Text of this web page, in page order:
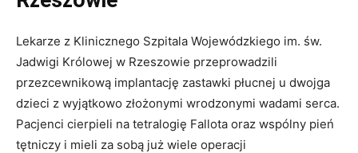
Lekarze z Klinicznego Szpitala Wojewódzkiego im. św.
Jadwigi Królowej w Rzeszowie przeprowadzili
przezcewnikową implantację zastawki płucnej u dwojga
dzieci z wyjątkowo złożonymi wrodzonymi wadami serca.
Pacjenci cierpieli na tetralogię Fallota oraz wspólny pień
tętniczy i mieli za sobą już wiele operacji